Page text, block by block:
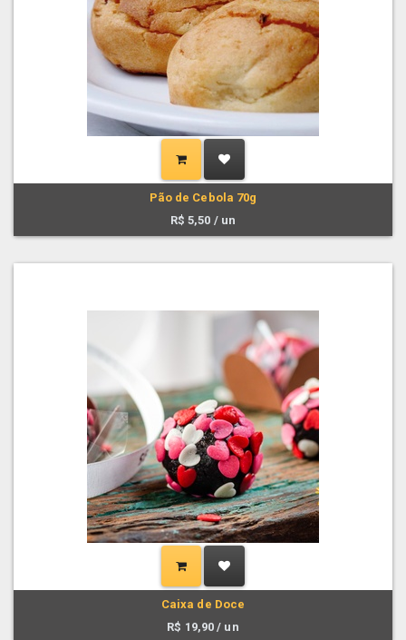
Pão de Cebola 70g
R$5,50 / un
Caixa de Doce
R$ 19,90 / un